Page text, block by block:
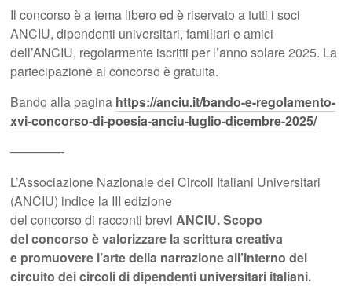
Il concorso è a tema libero ed è riservato a tutti i soci
ANCIU, dipendenti universitari, familiari e amici
dell’ANCIU, regolarmente iscritti per l’anno solare 2025. La
partecipazione al concorso è gratuita.
Bando alla pagina https://anciu.it/bando-e-regolamento-
xvi-concorso-di-poesia-anciu-luglio-dicembre-2025/
————-
L’Associazione Nazionale dei Circoli Italiani Universitari
(ANCIU) indice la III edizione
del concorso di racconti brevi ANCIU. Scopo
del concorso è valorizzare la scrittura creativa
e promuovere l’arte della narrazione all’interno del
circuito dei circoli di dipendenti universitari italiani.